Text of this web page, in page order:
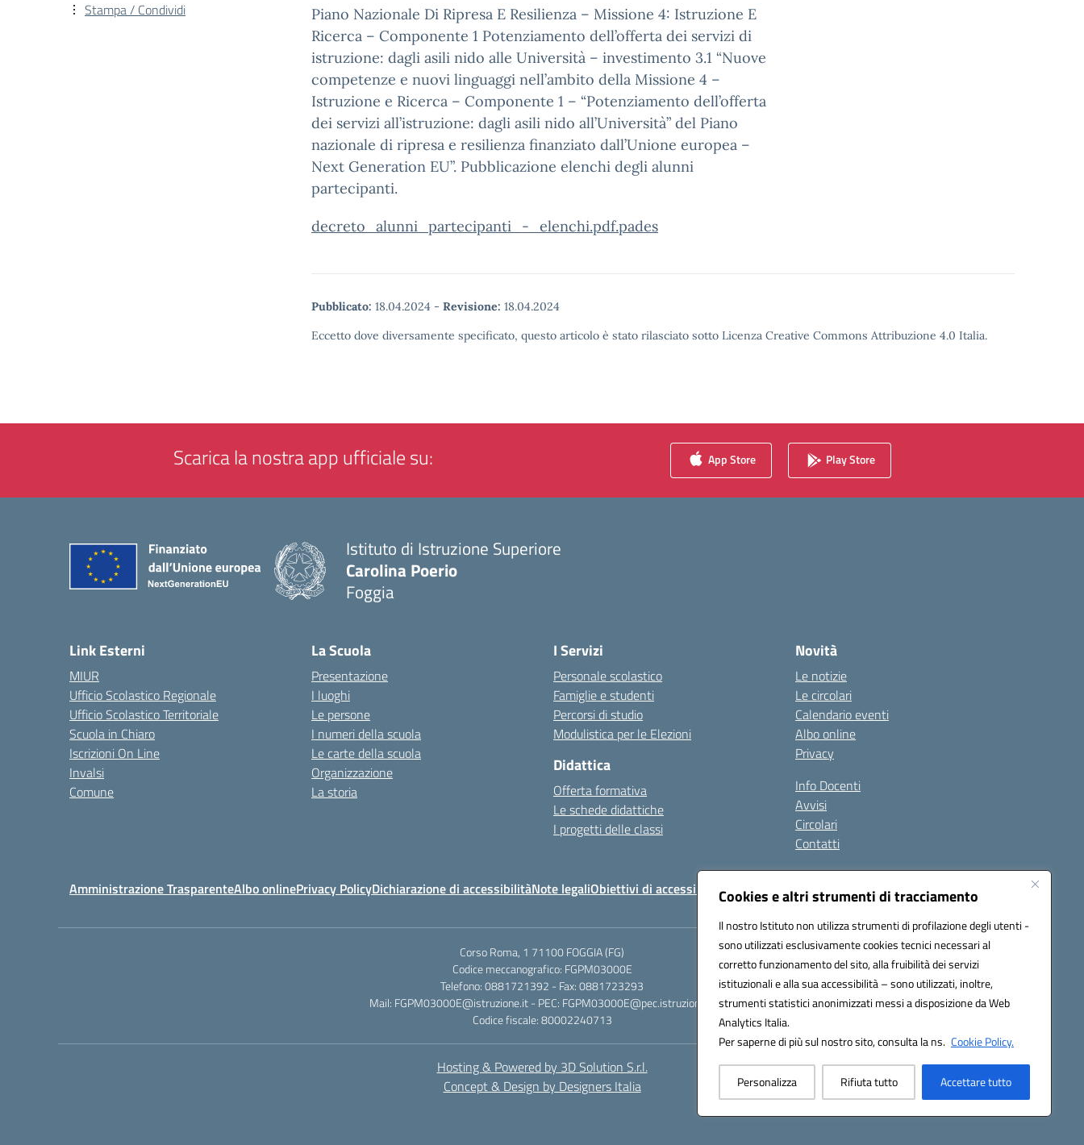
Cookies e altri strumenti di tracciamento
Il nostro Istituto non utilizza strumenti di profilazione degli utenti -
sono utilizzati esclusivamente cookies tecnici necessari al
corretto funzionamento del sito, alla fruibilità dei servizi
istituzionali e alla sua accessibilità – sono utilizzati, inoltre,
strumenti statistici anonimizzati messi a disposizione da Web
Analytics Italia.
Per saperne di più sul nostro sito, consulta la ns. Cookie Policy.
Personalizza Rifiuta tutto Accettare tutto
Piano Nazionale Di Ripresa E Resilienza – Missione 4: Istruzione E
Ricerca – Componente 1 Potenziamento dell’offerta dei servizi di
istruzione: dagli asili nido alle Università – investimento 3.1 “Nuove
competenze e nuovi linguaggi nell’ambito della Missione 4 –
Istruzione e Ricerca – Componente 1 – “Potenziamento dell’offerta
dei servizi all’istruzione: dagli asili nido all’Università” del Piano
nazionale di ripresa e resilienza finanziato dall’Unione europea –
Next Generation EU”. Pubblicazione elenchi degli alunni
partecipanti.
decreto_alunni_partecipanti_-_elenchi.pdf.pades
Pubblicato: 18.04.2024 - Revisione: 18.04.2024
Eccetto dove diversamente specificato, questo articolo è stato rilasciato sotto Licenza Creative Commons Attribuzione 4.0 Italia.
Stampa / Condividi
Scarica la nostra app ufficiale su: App Store Play Store
Istituto di Istruzione Superiore
Carolina Poerio
Foggia
Link Esterni
MIUR
Ufficio Scolastico Regionale
Ufficio Scolastico Territoriale
Scuola in Chiaro
Iscrizioni On Line
Invalsi
Comune
La Scuola
Presentazione
I luoghi
Le persone
I numeri della scuola
Le carte della scuola
Organizzazione
La storia
I Servizi
Personale scolastico
Famiglie e studenti
Percorsi di studio
Modulistica per le Elezioni
Didattica
Offerta formativa
Le schede didattiche
I progetti delle classi
Novità
Le notizie
Le circolari
Calendario eventi
Albo online
Privacy
Info Docenti
Avvisi
Circolari
Contatti
Amministrazione TrasparenteAlbo onlinePrivacy PolicyDichiarazione di accessibilitàNote legaliObiettivi di accessibilità Seguici su:
Corso Roma, 1 71100 FOGGIA (FG)
Codice meccanografico: FGPM03000E
Telefono: 0881721392 - Fax: 0881723293
Mail: FGPM03000E@istruzione.it - PEC: FGPM03000E@pec.istruzione.it
Codice fiscale: 80002240713
Hosting & Powered by 3D Solution S.r.l.
Concept & Design by Designers Italia